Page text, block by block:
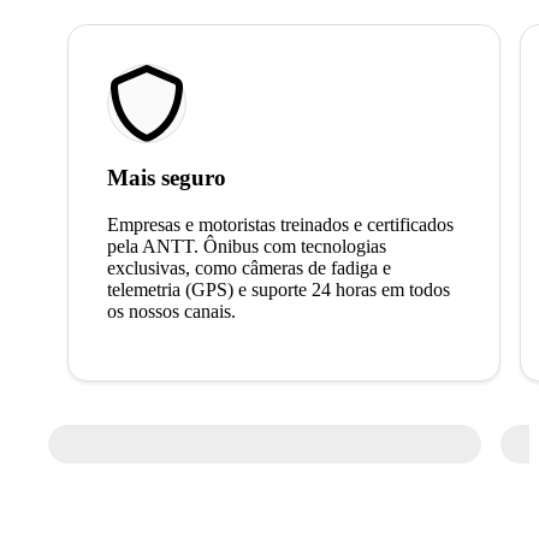
Mais seguro
Empresas e motoristas treinados e certificados
pela ANTT. Ônibus com tecnologias
exclusivas, como câmeras de fadiga e
telemetria (GPS) e suporte 24 horas em todos
os nossos canais.